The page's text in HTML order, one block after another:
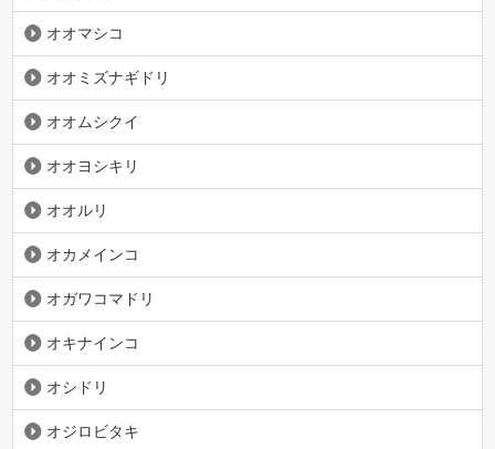
オオマシコ
オオミズナギドリ
オオムシクイ
オオヨシキリ
オオルリ
オカメインコ
オガワコマドリ
オキナインコ
オシドリ
オジロビタキ